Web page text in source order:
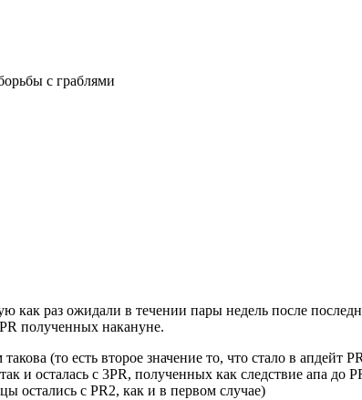
с граблями
как раз ожидали в течении пары недель после
полученных накануне.
(то есть второе значение то, что стало в апдейт
и осталась c 3PR, полученных как следствие апа до
остались с PR2, как и в первом случае)